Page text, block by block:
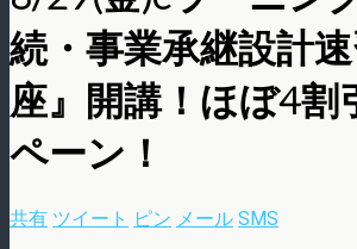
続・事業承継設計
座』開講！ほぼ4割
ペーン！
共有 ツイート ピン メール SMS